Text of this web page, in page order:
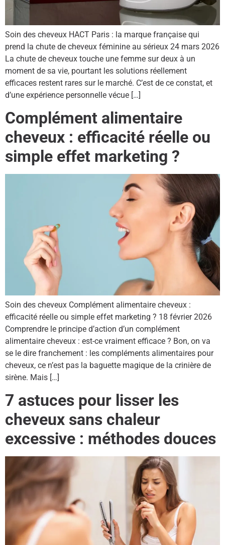
Soin des cheveux HACT Paris : la marque française qui
prend la chute de cheveux féminine au sérieux 24 mars 2026
La chute de cheveux touche une femme sur deux à un
moment de sa vie, pourtant les solutions réellement
efficaces restent rares sur le marché. C’est de ce constat, et
d’une expérience personnelle vécue […]
Complément alimentaire
cheveux : efficacité réelle ou
simple effet marketing ?
Soin des cheveux Complément alimentaire cheveux :
efficacité réelle ou simple effet marketing ? 18 février 2026
Comprendre le principe d’action d’un complément
alimentaire cheveux : est-ce vraiment efficace ? Bon, on va
se le dire franchement : les compléments alimentaires pour
cheveux, ce n’est pas la baguette magique de la crinière de
sirène. Mais […]
7 astuces pour lisser les
cheveux sans chaleur
excessive : méthodes douces